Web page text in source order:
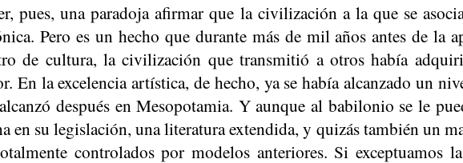
pues, una paradoja afirmar que la civilización a la que se
Pero es un hecho que durante más de mil años antes de la
de cultura, la civilización que transmitió a otros había
En la excelencia artística, de hecho, ya se había alcanzado un
después en Mesopotamia. Y aunque al babilonio se le
en su legislación, una literatura extendida, y quizás también un
controlados por modelos anteriores. Si exceptuamos